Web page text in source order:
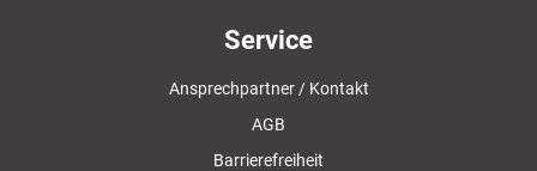
Service
Ansprechpartner / Kontakt
AGB
Barrierefreiheit